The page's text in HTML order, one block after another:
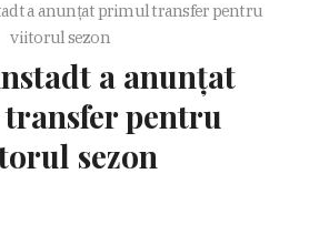
a anunțat primul transfer pentru
viitorul sezon
a anunțat
pentru
sezon